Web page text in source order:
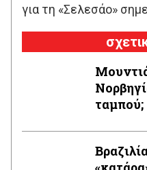
για τη «Σελεσάο»
ταμπού;